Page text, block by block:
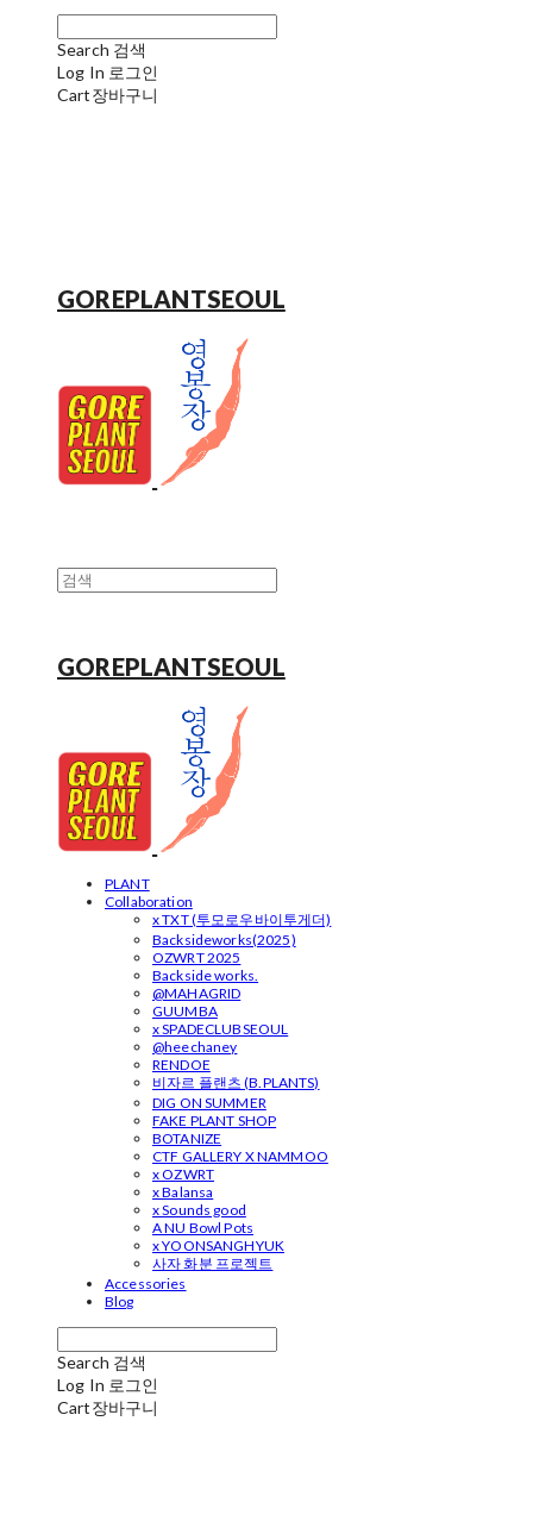
Search 검색
Log In 로그인
Cart장바구니
GOREPLANTSEOUL
GOREPLANTSEOUL
PLANT
Collaboration
x TXT (투모로우바이투게더)
Backsideworks(2025)
OZWRT 2025
Backside works.
@MAHAGRID
GUUMBA
x SPADECLUBSEOUL
@heechaney
RENDOE
비자르 플랜츠 (B.PLANTS)
DIG ON SUMMER
FAKE PLANT SHOP
BOTANIZE
CTF GALLERY X NAMMOO
x OZWRT
x Balansa
x Sounds good
A NU Bowl Pots
x YOONSANGHYUK
사자 화분 프로젝트
Accessories
Blog
Search 검색
Log In 로그인
Cart장바구니